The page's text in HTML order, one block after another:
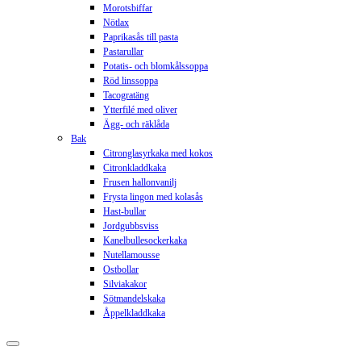
Morotsbiffar
Nötlax
Paprikasås till pasta
Pastarullar
Potatis- och blomkålssoppa
Röd linssoppa
Tacogratäng
Ytterfilé med oliver
Ägg- och räklåda
Bak
Citronglasyrkaka med kokos
Citronkladdkaka
Frusen hallonvanilj
Frysta lingon med kolasås
Hast-bullar
Jordgubbsviss
Kanelbullesockerkaka
Nutellamousse
Ostbollar
Silviakakor
Sötmandelskaka
Åppelkladdkaka